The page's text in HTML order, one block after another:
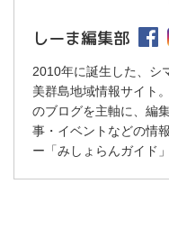
しーま編集部
2010年に誕生した、シ
美群島地域情報サイト
のブログを主軸に、編
事・イベントなどの情
ー「みしょらんガイド